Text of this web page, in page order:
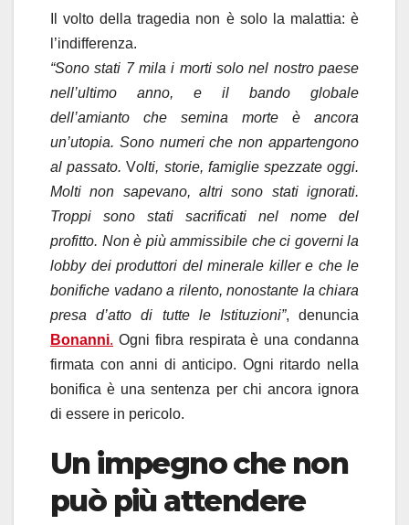
Il volto della tragedia non è solo la malattia: è
l’indifferenza.
“Sono stati 7 mila i morti solo nel nostro paese
nell’ultimo anno, e il bando globale
dell’amianto che semina morte è ancora
un’utopia. Sono numeri che non appartengono
al passato.Volti, storie, famiglie spezzate oggi.
Molti non sapevano, altri sono stati ignorati.
Troppi sono stati sacrificati nel nome del
profitto. Non è più ammissibile che ci governi la
lobby dei produttori del minerale killer e che le
bonifiche vadano a rilento, nonostante la chiara
presa d’atto di tutte le Istituzioni”, denuncia
Bonanni. Ogni fibra respirata è una condanna
firmata con anni di anticipo. Ogni ritardo nella
bonifica è una sentenza per chi ancora ignora
di essere in pericolo.
Un impegno che non
può più attendere